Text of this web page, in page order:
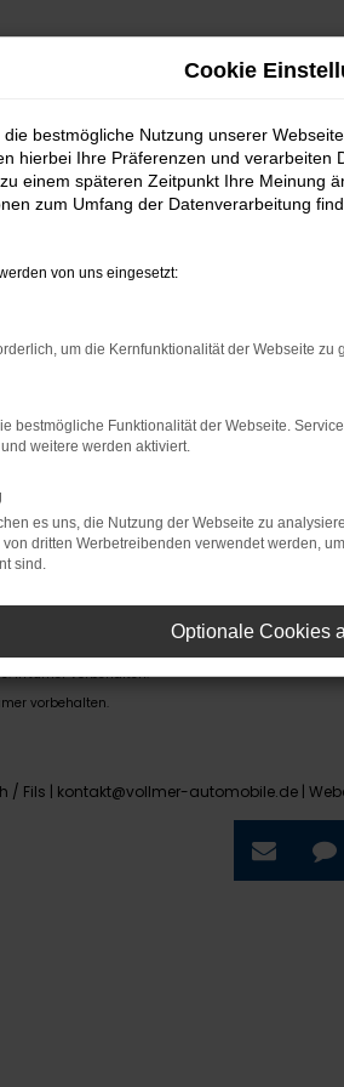
13:00 – 17:00 Uhr
8:00 - 12:00 Uhr
Erstzulassung).
der ehemaligen unverbindlichen
Irrtümer vorbehalten.
vorbehalten.
/ Fils | kontakt@vollmer-automobile.de |
Cookie
bestmögliche Nutzung unserer
hierbei Ihre Präferenzen und
einem späteren Zeitpunkt Ihre Meinung
zum Umfang der Datenverarbeitung
von uns eingesetzt:
um die Kernfunktionalität der Webseite zu
bestmögliche Funktionalität der Webseite.
weitere werden aktiviert.
es uns, die Nutzung der Webseite zu
dritten Werbetreibenden verwendet werden,
sind.
Optionale Cookies